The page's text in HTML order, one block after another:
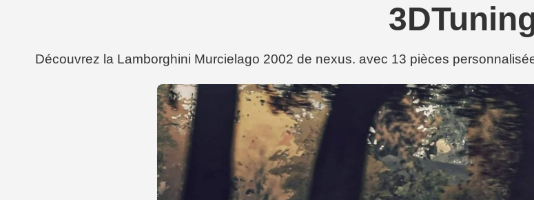
Découvrez la Lamborghini Murcielago 2002 de nexus. avec 13 pièces